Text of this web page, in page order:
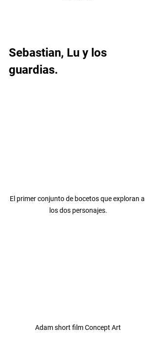
Sebastian, Lu y los
guardias.
El primer conjunto de bocetos que exploran a
los dos personajes.
Adam short film Concept Art